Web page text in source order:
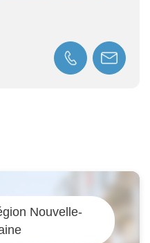
Nouvelle-